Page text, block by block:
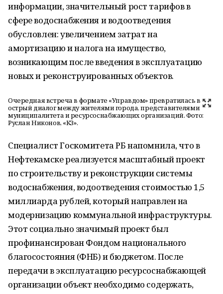
информации, значительный рост тарифов в
сфере водоснабжения и водоотведения
обусловлен: увеличением затрат на
амортизацию и налога на имущество,
возникающим после введения в эксплуатацию
новых и реконструированных объектов.
Очередная встреча в формате «Управдом» превратилась в
острый диалог между жителями города, представителями
муниципалитета и ресурсоснабжающих организаций. Фото:
Руслан Никонов, «КЗ».
Специалист Госкомитета РБ напомнила, что в
Нефтекамске реализуется масштабный проект
по строительству и реконструкции системы
водоснабжения, водоотведения стоимостью 1,5
миллиарда рублей, который направлен на
модернизацию коммунальной инфраструктуры.
Этот социально значимый проект был
профинансирован Фондом национального
благосостояния (ФНБ) и бюджетом. После
передачи в эксплуатацию ресурсоснабжающей
организации объект необходимо содержать,